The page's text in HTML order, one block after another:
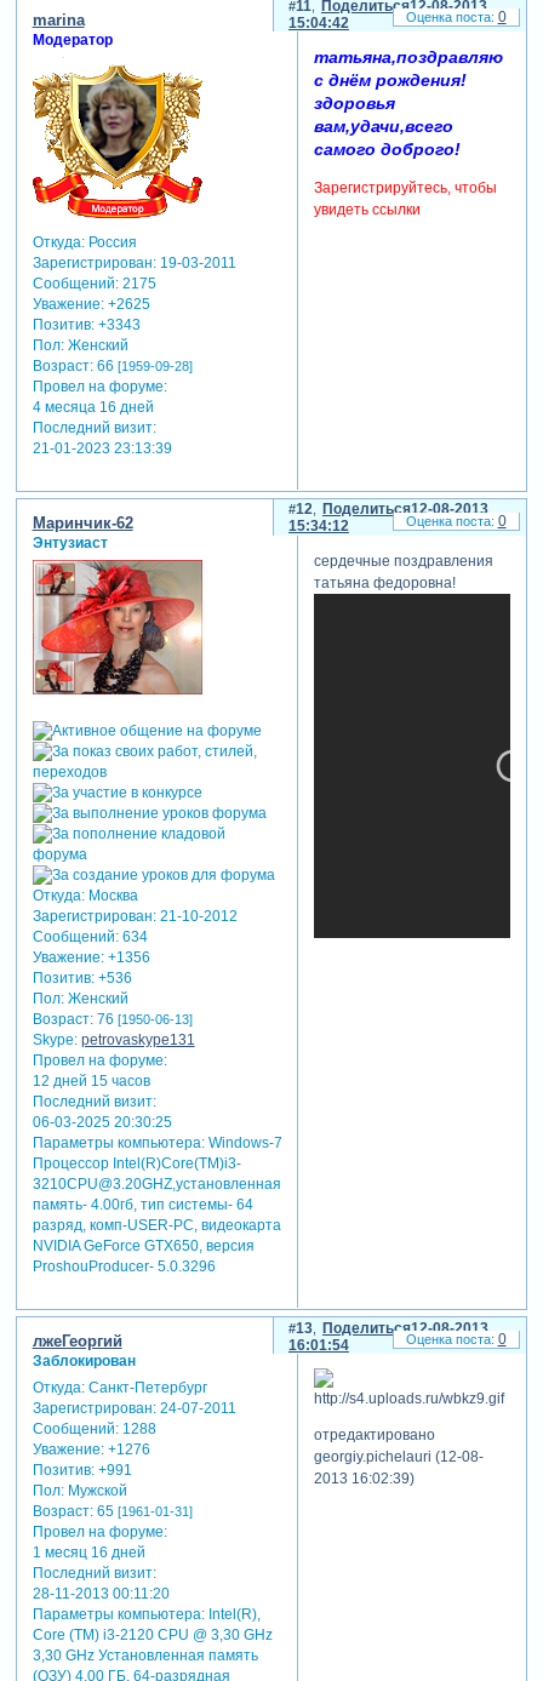
Поделиться
11
12-08-2013
15:04:42
marina
Модератор
Откуда:Россия
Зарегистрирован: 19-03-2011
Сообщений:2175
Уважение: +2625
Позитив: +3343
Пол:Женский
Возраст:66 [1959-09-28]
Провел на форуме:
4 месяца 16 дней
Последний визит:
21-01-2023 23:13:39
татьяна,поздравляю
с днём рождения!
здоровья
вам,удачи,всего
самого доброго!
Зарегистрируйтесь, чтобы
увидеть ссылки
0
Поделиться
12
12-08-2013
15:34:12
Маринчик-62
Энтузиаст
Откуда:Москва
Зарегистрирован: 21-10-2012
Сообщений:634
Уважение: +1356
Позитив: +536
Пол:Женский
Возраст:76 [1950-06-13]
Skype: petrovaskype131
Провел на форуме:
12 дней 15 часов
Последний визит:
06-03-2025 20:30:25
Параметры компьютера:Windows-7
Процессор Intel(R)Core(TM)i3-
3210CPU@3.20GHZ,установленная
память- 4.00гб, тип системы- 64
разряд, комп-USER-PC, видеокарта
NVIDIA GeForce GTX650, версия
ProshouProducer- 5.0.3296
сердечные поздравления
татьяна федоровна!
0
Поделиться
13
12-08-2013
16:01:54
лжеГеоргий
Заблокирован
Откуда:Санкт-Петербург
Зарегистрирован: 24-07-2011
Сообщений:1288
Уважение: +1276
Позитив: +991
Пол:Мужской
Возраст:65 [1961-01-31]
Провел на форуме:
1 месяц 16 дней
Последний визит:
28-11-2013 00:11:20
Параметры компьютера:Intel(R),
Core (TM) i3-2120 CPU @ 3,30 GHz
3,30 GHz Установленная память
(ОЗУ) 4,00 ГБ. 64-разрядная
отредактировано
georgiy.pichelauri (12-08-
2013 16:02:39)
0